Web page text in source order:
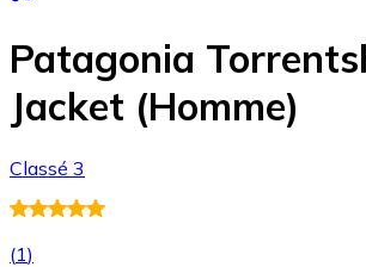
Patagonia
Jacket (Homme)
Classé 3
(1)